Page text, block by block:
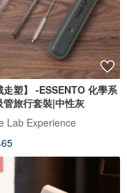
走塑】 -ESSENTO 化學系
管旅行套裝|中性灰
Lab Experience